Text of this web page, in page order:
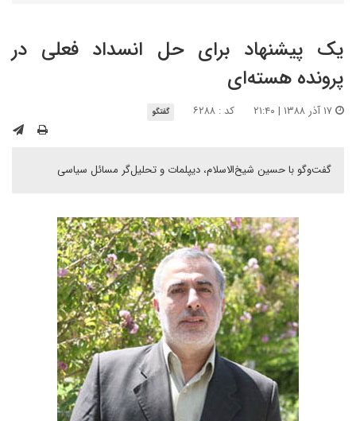
یک پیشنهاد برای حل انسداد فعلی در
پرونده هسته‌ای
کد : ۶۲۸۸ گفتگو
گفت‌وگو با حسین شیخ‌الاسلام، دیپلمات و تحلیل‌گر مسائل سیاسی